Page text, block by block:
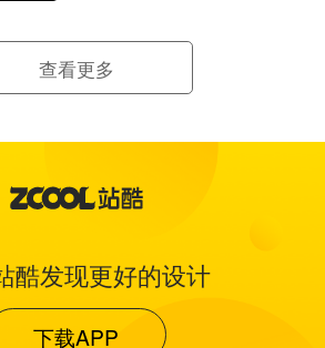
查看更多
酷发现更好的设计
下载APP